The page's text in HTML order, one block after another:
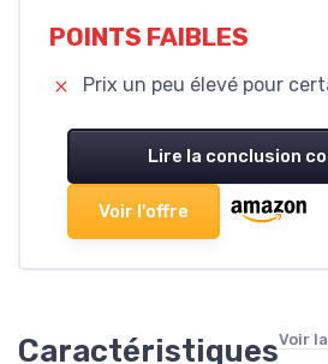
POINTS FAIBLES
Prix un peu élevé pour
Lire la conclusion
Voir l'offre
CaractéristiquesVoir